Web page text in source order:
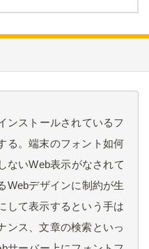
ンストールされているフ
る。端末のフォント如何
ないWeb表示がなされて
Webデザインに制約が生
して表示するという手は
ンス、文章の検索といっ